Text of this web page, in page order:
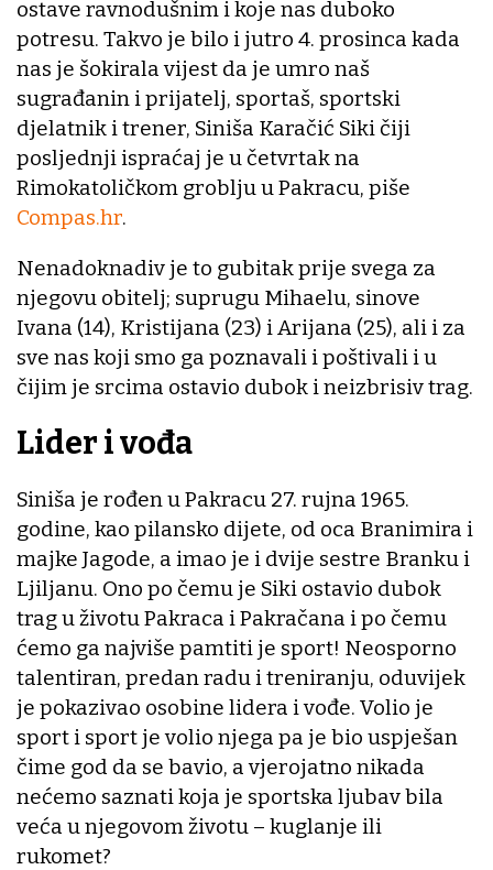
ostave ravnodušnim i koje nas duboko
potresu. Takvo je bilo i jutro 4. prosinca kada
nas je šokirala vijest da je umro naš
sugrađanin i prijatelj, sportaš, sportski
djelatnik i trener, Siniša Karačić Siki čiji
posljednji ispraćaj je u četvrtak na
Rimokatoličkom groblju u Pakracu, piše
Compas.hr.
Nenadoknadiv je to gubitak prije svega za
njegovu obitelj; suprugu Mihaelu, sinove
Ivana (14), Kristijana (23) i Arijana (25), ali i za
sve nas koji smo ga poznavali i poštivali i u
čijim je srcima ostavio dubok i neizbrisiv trag.
Lider i vođa
Siniša je rođen u Pakracu 27. rujna 1965.
godine, kao pilansko dijete, od oca Branimira i
majke Jagode, a imao je i dvije sestre Branku i
Ljiljanu. Ono po čemu je Siki ostavio dubok
trag u životu Pakraca i Pakračana i po čemu
ćemo ga najviše pamtiti je sport! Neosporno
talentiran, predan radu i treniranju, oduvijek
je pokazivao osobine lidera i vođe. Volio je
sport i sport je volio njega pa je bio uspješan
čime god da se bavio, a vjerojatno nikada
nećemo saznati koja je sportska ljubav bila
veća u njegovom životu – kuglanje ili
rukomet?